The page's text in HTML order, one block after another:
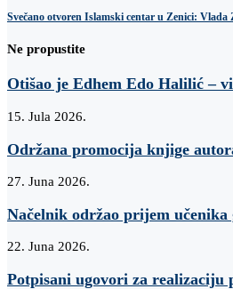
Svečano otvoren Islamski centar u Zenici:
Ne propustite
Otišao je Edhem Edo Halilić –
15. Jula 2026.
Održana promocija knjige
27. Juna 2026.
Načelnik održao prijem
22. Juna 2026.
Potpisani ugovori za realizaciju